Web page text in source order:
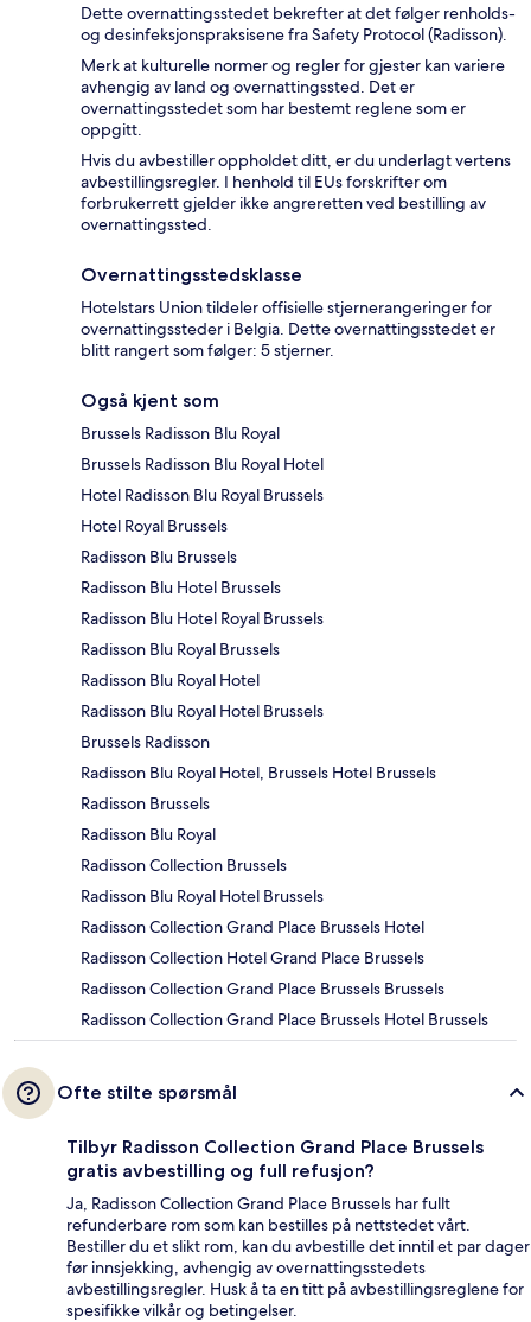
Dette overnattingsstedet bekrefter at det følger renholds-
og desinfeksjonspraksisene fra Safety Protocol (Radisson).
Merk at kulturelle normer og regler for gjester kan variere
avhengig av land og overnattingssted. Det er
overnattingsstedet som har bestemt reglene som er
oppgitt.
Hvis du avbestiller oppholdet ditt, er du underlagt vertens
avbestillingsregler. I henhold til EUs forskrifter om
forbrukerrett gjelder ikke angreretten ved bestilling av
overnattingssted.
Overnattingsstedsklasse
Hotelstars Union tildeler offisielle stjernerangeringer for
overnattingssteder i Belgia. Dette overnattingsstedet er
blitt rangert som følger: 5 stjerner.
Også kjent som
Brussels Radisson Blu Royal
Brussels Radisson Blu Royal Hotel
Hotel Radisson Blu Royal Brussels
Hotel Royal Brussels
Radisson Blu Brussels
Radisson Blu Hotel Brussels
Radisson Blu Hotel Royal Brussels
Radisson Blu Royal Brussels
Radisson Blu Royal Hotel
Radisson Blu Royal Hotel Brussels
Brussels Radisson
Radisson Blu Royal Hotel, Brussels Hotel Brussels
Radisson Brussels
Radisson Blu Royal
Radisson Collection Brussels
Radisson Blu Royal Hotel Brussels
Radisson Collection Grand Place Brussels Hotel
Radisson Collection Hotel Grand Place Brussels
Radisson Collection Grand Place Brussels Brussels
Radisson Collection Grand Place Brussels Hotel Brussels
Ofte stilte spørsmål
Tilbyr Radisson Collection Grand Place Brussels
gratis avbestilling og full refusjon?
Ja, Radisson Collection Grand Place Brussels har fullt
refunderbare rom som kan bestilles på nettstedet vårt.
Bestiller du et slikt rom, kan du avbestille det inntil et par dager
før innsjekking, avhengig av overnattingsstedets
avbestillingsregler. Husk å ta en titt på avbestillingsreglene for
spesifikke vilkår og betingelser.